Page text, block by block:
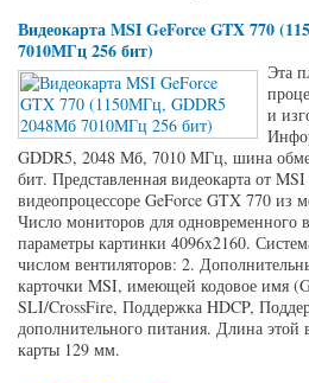
Видеокарта MSI GeForce GTX 770
7010МГц 256 бит)
Эта
и
GDDR5, 2048 Мб, 7010 МГц, шина
бит. Представленная видеокарта от MSI
видеопроцессоре GeForce GTX 770 из
Число мониторов для одновременного
параметры картинки 4096x2160.
числом вентиляторов: 2.
карточки MSI, имеющей кодовое имя
SLI/CrossFire, Поддержка HDCP,
дополнительного питания. Длина
карты 129 мм.